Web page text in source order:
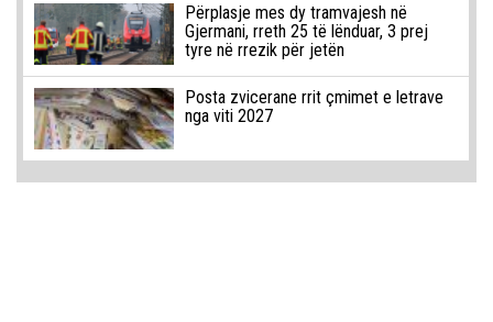
Përplasje mes dy tramvajesh në
Gjermani, rreth 25 të lënduar, 3 prej
tyre në rrezik për jetën
Posta zvicerane rrit çmimet e letrave
nga viti 2027